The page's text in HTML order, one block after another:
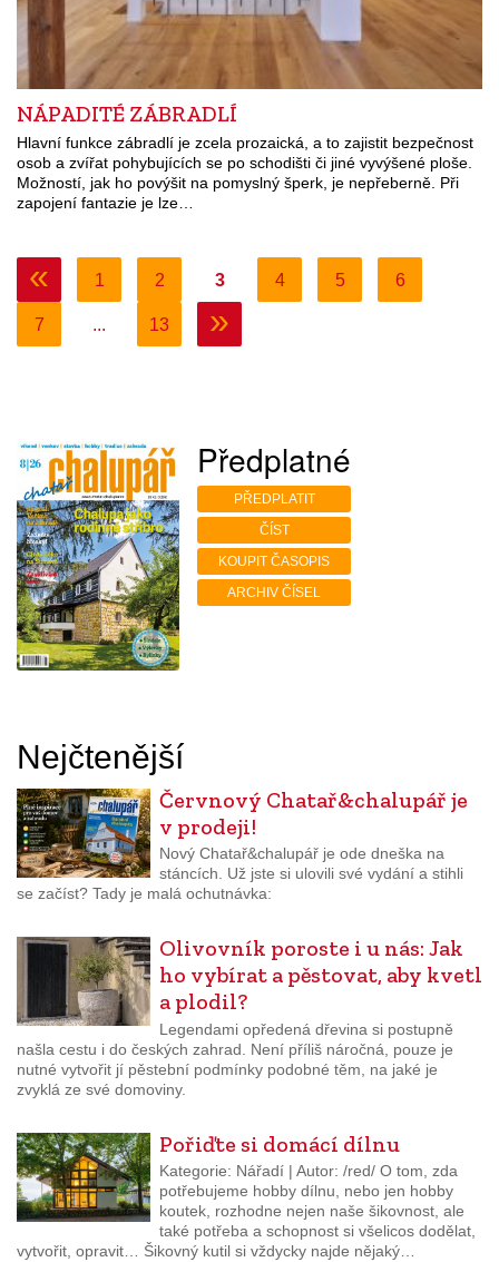
NÁPADITÉ ZÁBRADLÍ
Hlavní funkce zábradlí je zcela prozaická, a to zajistit bezpečnost
osob a zvířat pohybujících se po schodišti či jiné vyvýšené ploše.
Možností, jak ho povýšit na pomyslný šperk, je nepřeberně. Při
zapojení fantazie je lze…
« 1 2 3 4 5 6
7 ... 13 »
Předplatné
PŘEDPLATIT
ČÍST
KOUPIT ČASOPIS
ARCHIV ČÍSEL
Nejčtenější
Červnový Chatař&chalupář je
v prodeji!
Nový Chatař&chalupář je ode dneška na
stáncích. Už jste si ulovili své vydání a stihli
se začíst? Tady je malá ochutnávka:
Olivovník poroste i u nás: Jak
ho vybírat a pěstovat, aby kvetl
a plodil?
Legendami opředená dřevina si postupně
našla cestu i do českých zahrad. Není příliš náročná, pouze je
nutné vytvořit jí pěstební podmínky podobné těm, na jaké je
zvyklá ze své domoviny.
Pořiďte si domácí dílnu
Kategorie: Nářadí | Autor: /red/ O tom, zda
potřebujeme hobby dílnu, nebo jen hobby
koutek, rozhodne nejen naše šikovnost, ale
také potřeba a schopnost si všelicos dodělat,
vytvořit, opravit… Šikovný kutil si vždycky najde nějaký…